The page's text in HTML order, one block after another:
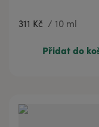
311 Kč / 10 ml
575 Kč
20
Přidat do